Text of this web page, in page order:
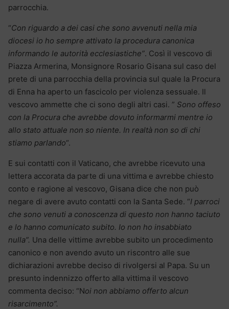
parrocchia.
“Con riguardo a dei casi che sono avvenuti nella mia
diocesi io ho sempre attivato la procedura canonica
informando le autorità ecclesiastiche”. Così il vescovo di
Piazza Armerina, Monsignore Rosario Gisana sul caso del
prete di una parrocchia della provincia sul quale la Procura
di Enna ha aperto un fascicolo per violenza sessuale. Il
vescovo ammette che ci sono degli altri casi. ” Sono offeso
con la Procura che avrebbe dovuto informarmi mentre io
allo stato attuale non so niente. In realtà non so di chi
stiamo parlando“.
E sui contatti con il Vaticano, che avrebbe ricevuto una
lettera accorata da parte di una vittima e avrebbe chiesto
conto e ragione al vescovo, Gisana dice che non può
negare di avere avuto contatti con la Santa Sede. “I parroci
che sono venuti a conoscenza di questo non hanno taciuto
e lo hanno comunicato subito. Io non ho insabbiato
nulla”. Una delle vittime avrebbe subito un procedimento
canonico e non avendo avuto un riscontro alle sue
dichiarazioni avrebbe deciso di rivolgersi al Papa. Su un
presunto indennizzo offerto alla vittima il vescovo
commenta deciso: “Noi non abbiamo offerto alcun
risarcimento”.